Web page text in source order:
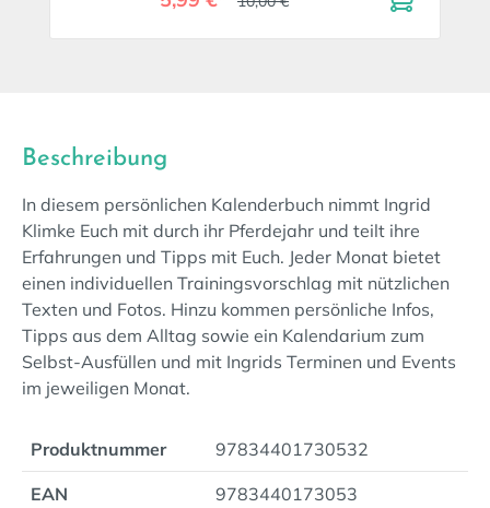
Beschreibung
In diesem persönlichen Kalenderbuch nimmt Ingrid
Klimke Euch mit durch ihr Pferdejahr und teilt ihre
Erfahrungen und Tipps mit Euch. Jeder Monat bietet
einen individuellen Trainingsvorschlag mit nützlichen
Texten und Fotos. Hinzu kommen persönliche Infos,
Tipps aus dem Alltag sowie ein Kalendarium zum
Selbst-Ausfüllen und mit Ingrids Terminen und Events
im jeweiligen Monat.
Produktnummer 97834401730532
EAN 9783440173053